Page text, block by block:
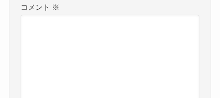
コメント ※